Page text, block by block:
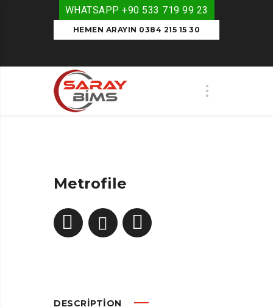
WHATSAPP +90 533 719 99 23
HEMEN ARAYIN 0384 215 15 30
Metrofile
DESCRIPTION